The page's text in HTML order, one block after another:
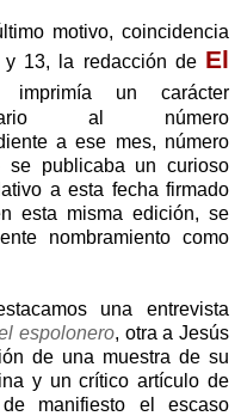
motivo, coincidencia
y 13, la redacción de El
un carácter
al número
a ese mes, número
publicaba un curioso
a esta fecha firmado
esta misma edición, se
nombramiento como
una entrevista
espolonero, otra a Jesús
de una muestra de su
y un crítico artículo de
manifiesto el escaso